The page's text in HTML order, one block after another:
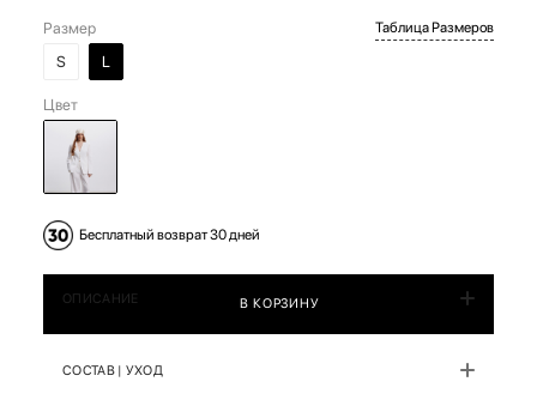
Размер
S
L
Таблица Размеров
Цвет
Бесплатный возврат 30 дней
В КОРЗИНУ
ОПИСАНИЕ
СОСТАВ | УХОД